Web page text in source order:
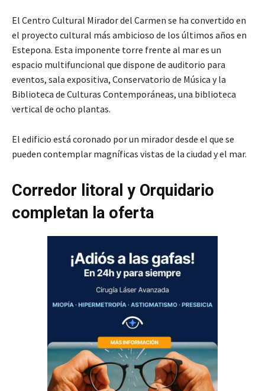
El Centro Cultural Mirador del Carmen se ha convertido en
el proyecto cultural más ambicioso de los últimos años en
Estepona. Esta imponente torre frente al mar es un
espacio multifuncional que dispone de auditorio para
eventos, sala expositiva, Conservatorio de Música y la
Biblioteca de Culturas Contemporáneas, una biblioteca
vertical de ocho plantas.
El edificio está coronado por un mirador desde el que se
pueden contemplar magníficas vistas de la ciudad y el mar.
Corredor litoral y Orquidario
completan la oferta